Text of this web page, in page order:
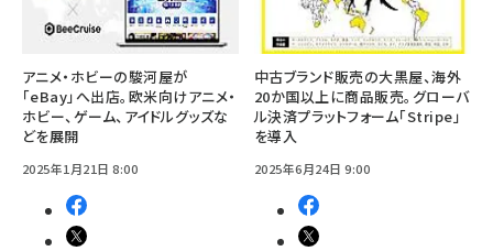
アニメ・ホビーの駿河屋が
「eBay」へ出店。欧米向けアニメ・
ホビー、ゲーム、アイドルグッズな
どを展開
2025年1月21日 8:00
中古ブランド販売の大黒屋、海外
20か国以上に商品販売。グローバ
ル決済プラットフォーム「Stripe」
を導入
2025年6月24日 9:00